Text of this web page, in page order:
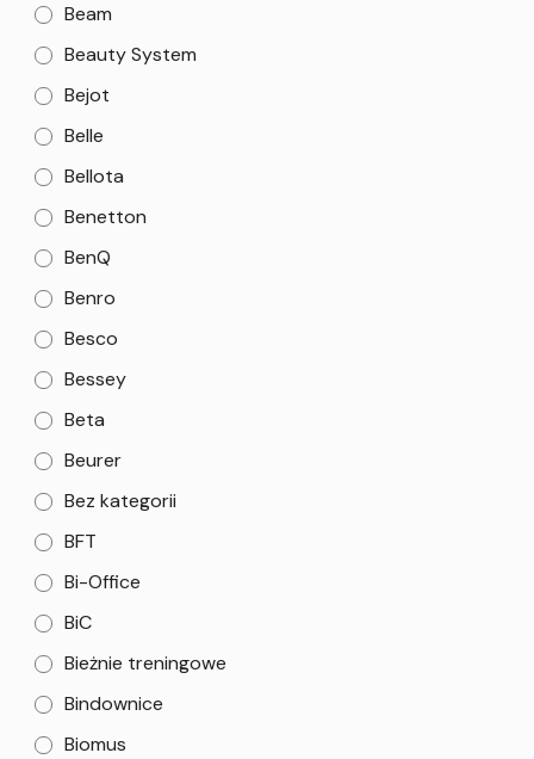
Beam
Beauty System
Bejot
Belle
Bellota
Benetton
BenQ
Benro
Besco
Bessey
Beta
Beurer
Bez kategorii
BFT
Bi-Office
BiC
Bieżnie treningowe
Bindownice
Biomus